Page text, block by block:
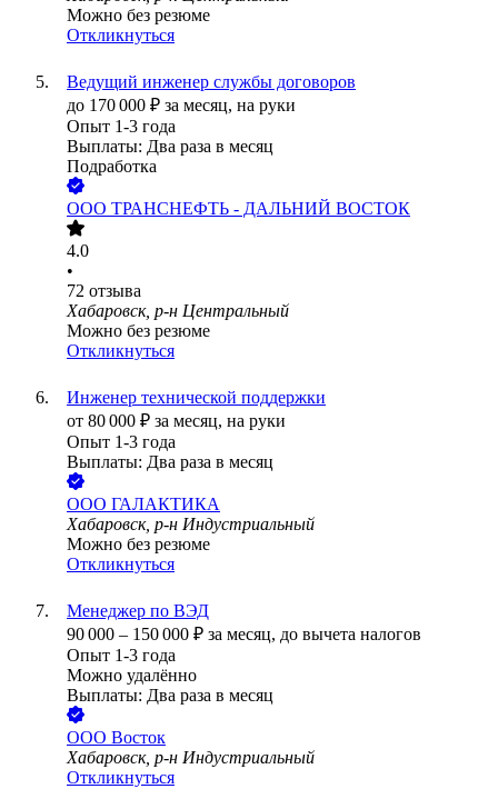
Можно без резюме
Откликнуться
Ведущий инженер службы договоров
до 170 000 ₽ за месяц, на руки
Опыт 1-3 года
Выплаты: Два раза в месяц
Подработка
ООО ТРАНСНЕФТЬ - ДАЛЬНИЙ ВОСТОК
4.0
•
72 отзыва
Хабаровск, р-н Центральный
Можно без резюме
Откликнуться
Инженер технической поддержки
от 80 000 ₽ за месяц, на руки
Опыт 1-3 года
Выплаты: Два раза в месяц
ООО ГАЛАКТИКА
Хабаровск, р-н Индустриальный
Можно без резюме
Откликнуться
Менеджер по ВЭД
90 000 – 150 000 ₽ за месяц, до вычета налогов
Опыт 1-3 года
Можно удалённо
Выплаты: Два раза в месяц
ООО Восток
Хабаровск, р-н Индустриальный
Откликнуться